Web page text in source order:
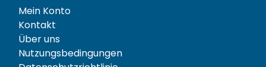
Mein Konto
Kontakt
Über uns
Nutzungsbedingungen